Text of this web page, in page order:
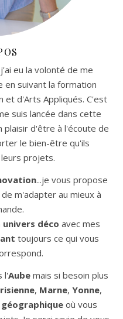
eu la volonté de me
en suivant la formation
et d'Arts Appliqués. C'est
suis lancée dans cette
plaisir d'être à l'écoute de
le bien-être qu'ils
projets.
...je vous propose
m'adapter au mieux à
univers déco avec mes
toujours ce qui vous
l'Aube mais si besoin plus
, Marne, Yonne,
où vous